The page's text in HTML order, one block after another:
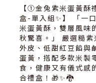
【①金兔紫米蛋黃酥
盒-單入組✨】 「一
米蛋黃酥，雙層風味
秋驚喜。」 嚴選糙紫
外皮、低甜紅豆餡與
蛋黃，搭配多款米製
食，健康又有儀式感
合禮盒！🎁✨🐉